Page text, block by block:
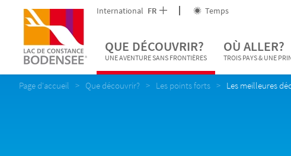
International FR Temps
QUE DÉCOUVRIR?
UNE AVENTURE SANS FRONTIÈRES
OÙ ALLER?
TROIS PAYS & UNE
Page d'accueil Que découvrir? Les points forts Les meilleures